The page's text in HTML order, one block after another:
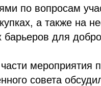
по вопросам
а также на
для
мероприятия
совета